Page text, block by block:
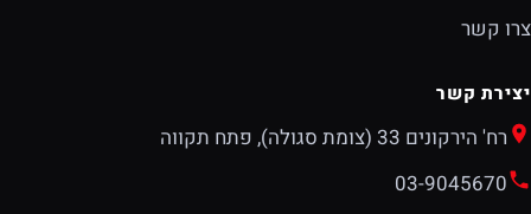
צרו קשר
יצירת קשר
רח' הירקונים 33 (צומת סגולה), פתח תקווה
03-9045670